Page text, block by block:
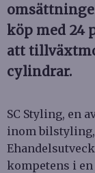
köp med 24
att
cylindrar.
SC Styling, en
inom bilstyling,
kompetens i